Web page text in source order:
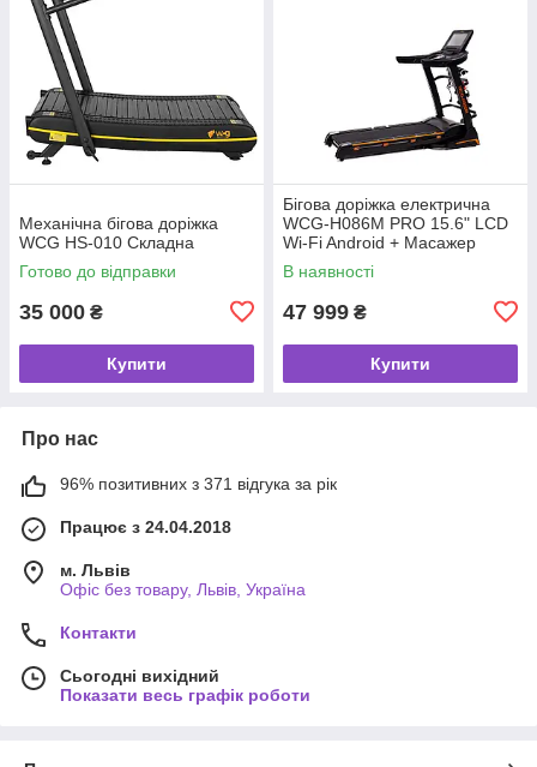
Механічна бігова доріжка
WCG HS-010 Складна
Готово до відправки
35 000 ₴
Купити
Бігова доріжка електрична
WCG-H086M PRO 15.6" LСD
Wi-Fi Android + Масажер
Безкоштовна доставка
В наявності
47 999 ₴
Купити
Про нас
96% позитивних з 371 відгука за рік
Працює з 24.04.2018
м. Львів
Офіс без товару, Львів, Україна
Контакти
Сьогодні вихідний
Показати весь графік роботи